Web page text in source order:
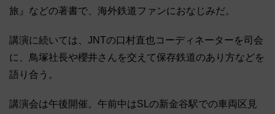
旅』などの著書で、海外鉄道ファンにおなじみだ。
講演に続いては、JNTの口村直也コーディネーターを司会
に、鳥塚社長や櫻井さんを交えて保存鉄道のあり方などを
語り合う。
講演会は午後開催。午前中はSLの新金谷駅での車両区見